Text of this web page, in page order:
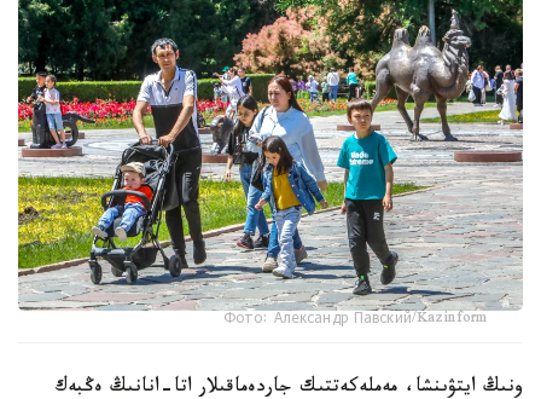
Фото: Александр Павский/Kazinform
ونىڭ ايتۋىنشا، مەملەكەتتىك جاردەماقىلار اتا-انانىڭ ەڭبەك